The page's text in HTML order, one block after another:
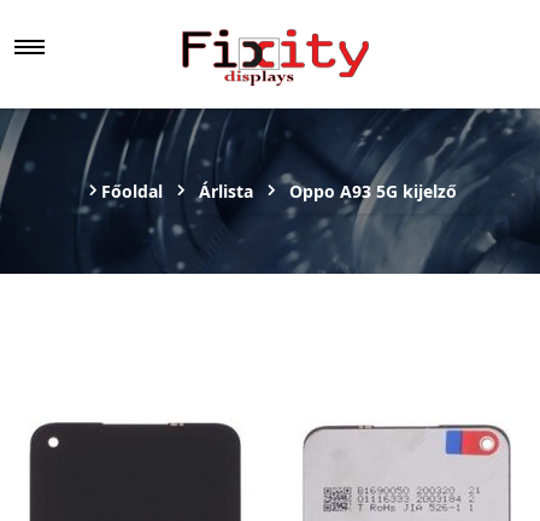
Főoldal Árlista Oppo A93 5G kijelző